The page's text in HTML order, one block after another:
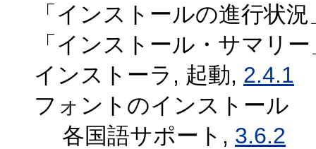
「インストールの進行状
「インストール・サマリ
インストーラ, 起動, 2.4.1
フォントのインストール
各国語サポート, 3.6.2